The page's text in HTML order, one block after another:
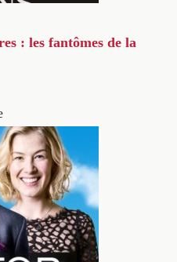
: les fantômes de la